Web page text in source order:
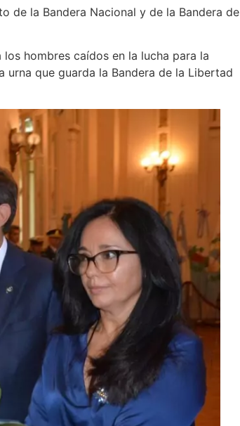
de la Bandera Nacional y de la Bandera de
hombres caídos en la lucha para la
que guarda la Bandera de la Libertad